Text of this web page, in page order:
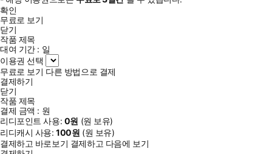
확인
무료로 보기
닫기
작품 제목
대여 기간 : 일
이용권 선택
무료로 보기 다른 방법으로 결제
결제하기
닫기
작품 제목
결제 금액 : 원
리디포인트 사용: 0원 (원 보유)
리디캐시 사용:100원 (원 보유)
결제하고 바로보기 결제하고 다음에 보기